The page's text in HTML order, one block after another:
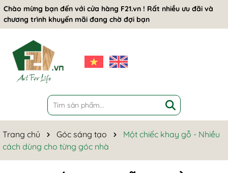
Chào mừng bạn đến với cửa hàng F21.vn ! Rất nhiều ưu đãi và
chương trình khuyến mãi đang chờ đợi bạn
Trang chủ Góc sáng tạo
Một chiếc khay gỗ - Nhiều
cách dùng cho từng góc nhà